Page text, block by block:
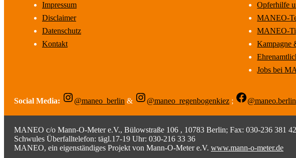
Impressum
Disclaimer
Datenschutz
Kontakt
Opferhilfe
MANEO-
MANEO-
Kampagne
Jobs bei
Social Media: @maneo_berlin & @maneo_regenbogenkiez ; @maneo.berlin
MANEO c/o Mann-O-Meter e.V., Bülowstraße 106 , 10783 Berlin; Fax: 030-236 381
Schwules Überfalltelefon: tägl.17-19 Uhr: 030-216 33 36
MANEO, ein eigenständiges Projekt von Mann-O-Meter e.V. www.mann-o-meter.de